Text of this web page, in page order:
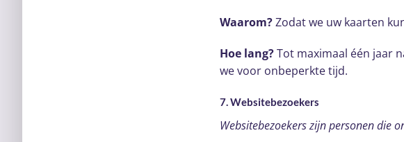
Waarom?Zodat we uw kaarten
Hoe lang?Tot maximaal één jaar
we voor onbeperkte tijd.
7. Websitebezoekers
Websitebezoekers zijn personen die